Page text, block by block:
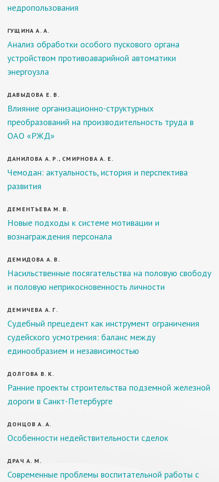
недропользования
ГУЩИНА А. А.
Анализ обработки особого пускового органа
устройством противоаварийной автоматики
энергоузла
ДАВЫДОВА Е. В.
Влияние организационно-структурных
преобразований на производительность труда в
ОАО «РЖД»
ДАНИЛОВА А. Р., СМИРНОВА А. Е.
Чемодан: актуальность, история и перспектива
развития
ДЕМЕНТЬЕВА М. В.
Новые подходы к системе мотивации и
вознаграждения персонала
ДЕМИДОВА А. В.
Насильственные посягательства на половую свободу
и половую неприкосновенность личности
ДЕМИЧЕВА А. Г.
Судебный прецедент как инструмент ограничения
судейского усмотрения: баланс между
единообразием и независимостью
ДОЛГОВА В. К.
Ранние проекты строительства подземной железной
дороги в Санкт-Петербурге
ДОНЦОВ А. А.
Особенности недействительности сделок
ДРАЧ А. М.
Современные проблемы воспитательной работы с